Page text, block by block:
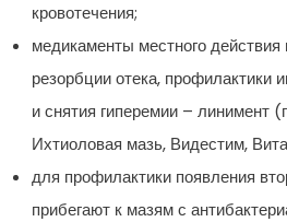
кровотечения;
медикаменты местного
резорбции отека, профилактики
и снятия гиперемии – линимент
Ихтиоловая мазь, Видестим,
для профилактики появления
прибегают к мазям с